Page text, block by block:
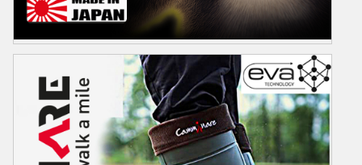
OWNER
Owner Bir Japon Markası Olup Dünya Çapında Üstün İğne Kalitesi ile
Bilinir. Doğada Bulunan tek Üçlü Kenar Kesme Özelliğine
Sahiptir.Yüksek Teknoloji ile Üretilen iğnerin Yanı sıra Sahteleri ve
olta aksesuarları da mevcutur. Sitemizden Owner ürünlerimizi
inceleyebilirsiniz...